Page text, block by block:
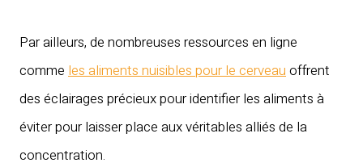
Par ailleurs, de nombreuses ressources en ligne
comme les aliments nuisibles pour le cerveauoffrent
des éclairages précieux pour identifier les aliments à
éviter pour laisser place aux véritables alliés de la
concentration.